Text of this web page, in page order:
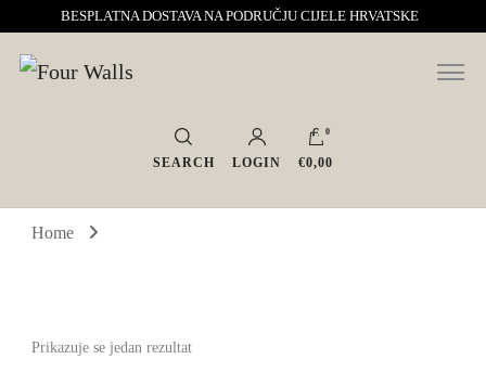
BESPLATNA DOSTAVA NA PODRUČJU CIJELE HRVATSKE
Four Walls
Sve za interijer po Vašoj mjeri. Salon namještaja, dekoracije i rasvjete.
Interijeri s karakterom
SEARCH LOGIN
0
€0,00
Home
Prikazuje se jedan rezultat